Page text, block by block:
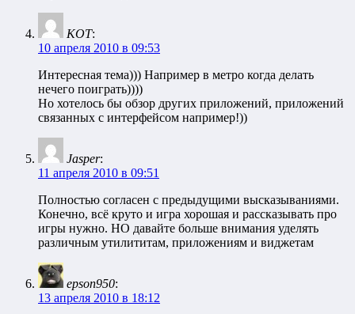
KOT:
10 апреля 2010 в 09:53
Интересная тема))) Например в метро когда делать
нечего поиграть))))
Но хотелось бы обзор других приложений, приложений
связанных с интерфейсом например!))
Jasper:
11 апреля 2010 в 09:51
Полностью согласен с предыдущими высказываниями.
Конечно, всё круто и игра хорошая и рассказывать про
игры нужно. НО давайте больше внимания уделять
различным утилититам, приложениям и виджетам
epson950:
13 апреля 2010 в 18:12